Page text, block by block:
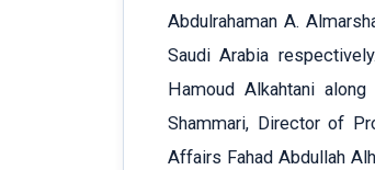
Abdulrahaman A.
Saudi Arabia
Hamoud Alkahtani
Shammari, Director of
Affairs Fahad Abdullah